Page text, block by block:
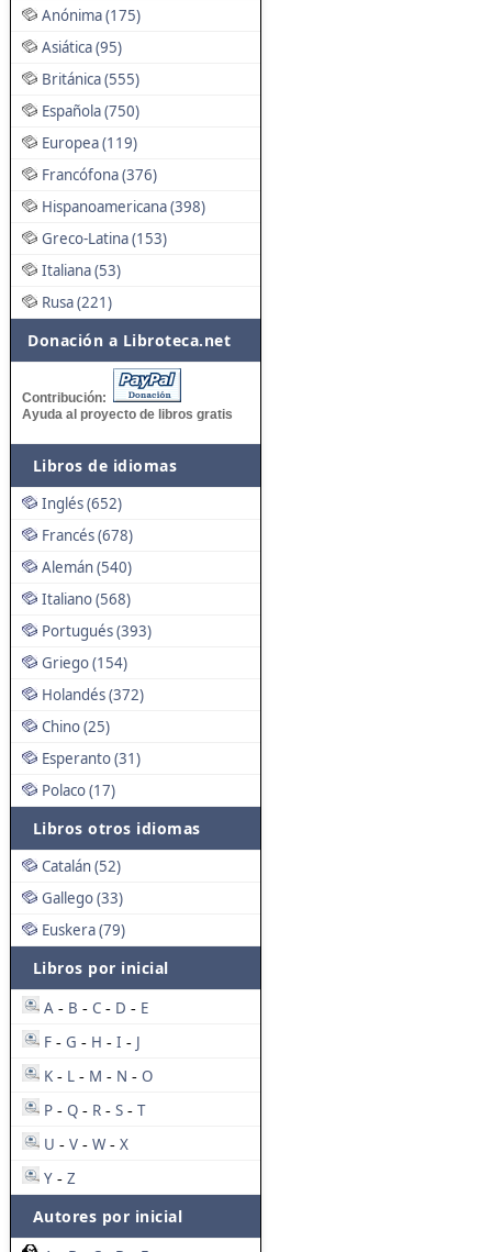
Anónima (175)
Asiática (95)
Británica (555)
Española (750)
Europea (119)
Francófona (376)
Hispanoamericana (398)
Greco-Latina (153)
Italiana (53)
Rusa (221)
Donación a Libroteca.net
Contribución:
Ayuda al proyecto de libros gratis
Libros de idiomas
Inglés (652)
Francés (678)
Alemán (540)
Italiano (568)
Portugués (393)
Griego (154)
Holandés (372)
Chino (25)
Esperanto (31)
Polaco (17)
Libros otros idiomas
Catalán (52)
Gallego (33)
Euskera (79)
Libros por inicial
A - B - C - D - E
F - G - H - I - J
K - L - M - N - O
P - Q - R - S - T
U - V - W - X
Y - Z
Autores por inicial